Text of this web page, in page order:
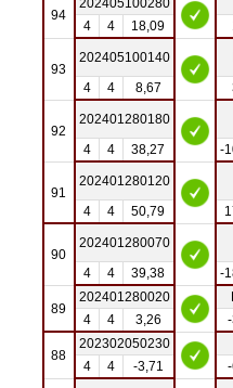
94
202405100280
4
4 18,09
93
202405100140
4
4 8,67
92
202401280180
4
4 38,27 -
91
202401280120
4
4 50,79
90
202401280070
4
4 39,38 -
89
202401280020
4
4 3,26
88
202302050230
4
4 -3,71